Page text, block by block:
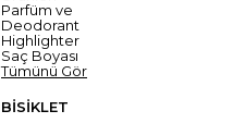
Parfüm ve
Deodorant
Highlighter
Saç Boyası
Tümünü Gör
BİSİKLET